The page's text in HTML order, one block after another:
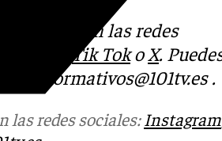
de 101Tv en las redes
Tik TokoX.
informativos@101tv.es.
las redes sociales:Instagram